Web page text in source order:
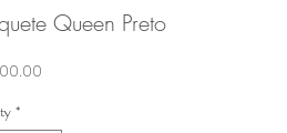
Queen Preto
*